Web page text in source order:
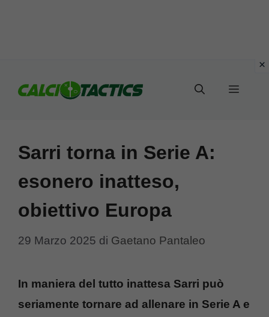
Menu
Sarri torna in Serie A:
esonero inatteso,
obiettivo Europa
29 Marzo 2025 di Gaetano Pantaleo
In maniera del tutto inattesa Sarri può
seriamente tornare ad allenare in Serie A e